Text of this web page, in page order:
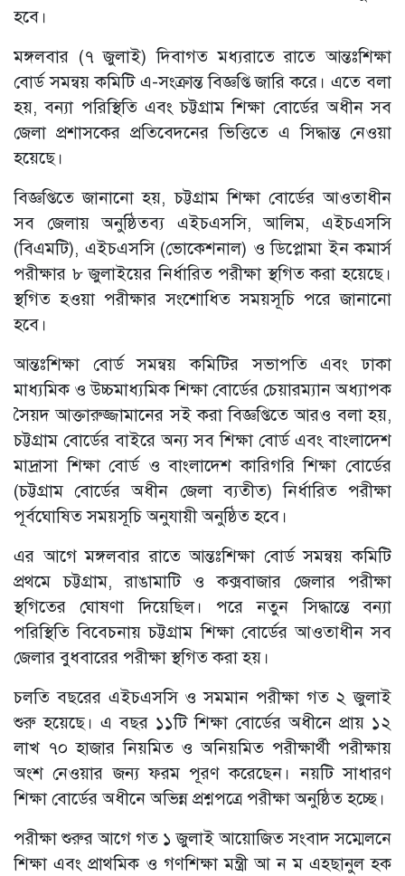
হবে।
মঙ্গলবার (৭ জুলাই) দিবাগত মধ্যরাতে রাতে আন্তঃশিক্ষা
বোর্ড সমন্বয় কমিটি এ-সংক্রান্ত বিজ্ঞপ্তি জারি করে। এতে বলা
হয়, বন্যা পরিস্থিতি এবং চট্টগ্রাম শিক্ষা বোর্ডের অধীন সব
জেলা প্রশাসকের প্রতিবেদনের ভিত্তিতে এ সিদ্ধান্ত নেওয়া
হয়েছে।
বিজ্ঞপ্তিতে জানানো হয়, চট্টগ্রাম শিক্ষা বোর্ডের আওতাধীন
সব জেলায় অনুষ্ঠিতব্য এইচএসসি, আলিম, এইচএসসি
(বিএমটি), এইচএসসি (ভোকেশনাল) ও ডিপ্লোমা ইন কমার্স
পরীক্ষার ৮ জুলাইয়ের নির্ধারিত পরীক্ষা স্থগিত করা হয়েছে।
স্থগিত হওয়া পরীক্ষার সংশোধিত সময়সূচি পরে জানানো
হবে।
আন্তঃশিক্ষা বোর্ড সমন্বয় কমিটির সভাপতি এবং ঢাকা
মাধ্যমিক ও উচ্চমাধ্যমিক শিক্ষা বোর্ডের চেয়ারম্যান অধ্যাপক
সৈয়দ আক্তারুজ্জামানের সই করা বিজ্ঞপ্তিতে আরও বলা হয়,
চট্টগ্রাম বোর্ডের বাইরে অন্য সব শিক্ষা বোর্ড এবং বাংলাদেশ
মাদ্রাসা শিক্ষা বোর্ড ও বাংলাদেশ কারিগরি শিক্ষা বোর্ডের
(চট্টগ্রাম বোর্ডের অধীন জেলা ব্যতীত) নির্ধারিত পরীক্ষা
পূর্বঘোষিত সময়সূচি অনুযায়ী অনুষ্ঠিত হবে।
এর আগে মঙ্গলবার রাতে আন্তঃশিক্ষা বোর্ড সমন্বয় কমিটি
প্রথমে চট্টগ্রাম, রাঙামাটি ও কক্সবাজার জেলার পরীক্ষা
স্থগিতের ঘোষণা দিয়েছিল। পরে নতুন সিদ্ধান্তে বন্যা
পরিস্থিতি বিবেচনায় চট্টগ্রাম শিক্ষা বোর্ডের আওতাধীন সব
জেলার বুধবারের পরীক্ষা স্থগিত করা হয়।
চলতি বছরের এইচএসসি ও সমমান পরীক্ষা গত ২ জুলাই
শুরু হয়েছে। এ বছর ১১টি শিক্ষা বোর্ডের অধীনে প্রায় ১২
লাখ ৭০ হাজার নিয়মিত ও অনিয়মিত পরীক্ষার্থী পরীক্ষায়
অংশ নেওয়ার জন্য ফরম পূরণ করেছেন। নয়টি সাধারণ
শিক্ষা বোর্ডের অধীনে অভিন্ন প্রশ্নপত্রে পরীক্ষা অনুষ্ঠিত হচ্ছে।
পরীক্ষা শুরুর আগে গত ১ জুলাই আয়োজিত সংবাদ সম্মেলনে
শিক্ষা এবং প্রাথমিক ও গণশিক্ষা মন্ত্রী আ ন ম এহছানুল হক